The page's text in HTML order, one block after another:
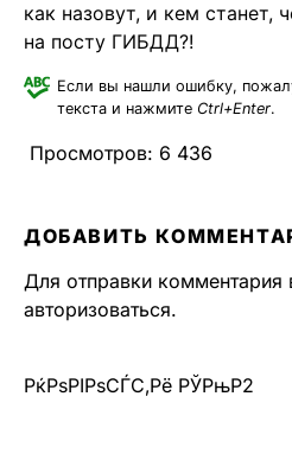
как назовут, и кем станет,
на посту ГИБДД?!
Если вы нашли ошибку,
текста и нажмите Ctrl+Enter.
Просмотров: 6 436
ДОБАВИТЬ
Для отправки
авторизоваться.
РќРѕРІРѕСЃС‚Рё РЎРњР2